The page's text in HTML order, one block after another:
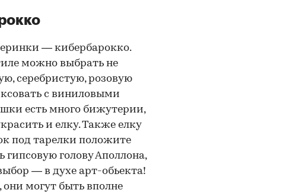
— кибербарокко.
можно выбрать не
серебристую, розовую
с виниловыми
есть много бижутерии,
и елку. Также елку
под тарелки положите
голову Аполлона,
— в духе арт-обьекта!
могут быть вполне